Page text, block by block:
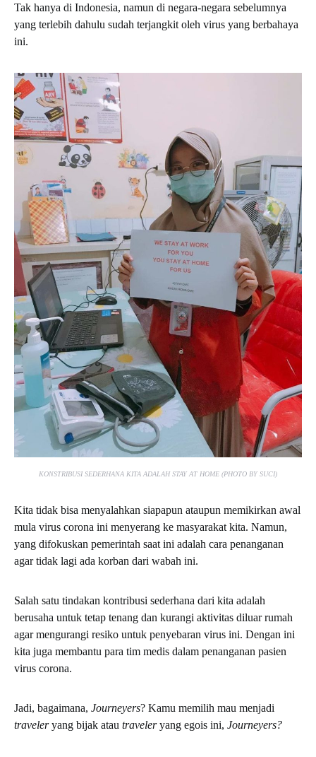
Tak hanya di Indonesia, namun di negara-negara sebelumnya
yang terlebih dahulu sudah terjangkit oleh virus yang berbahaya
ini.
KONSTRIBUSI SEDERHANA KITA ADALAH STAY AT HOME (PHOTO BY SUCI)
Kita tidak bisa menyalahkan siapapun ataupun memikirkan awal
mula virus corona ini menyerang ke masyarakat kita. Namun,
yang difokuskan pemerintah saat ini adalah cara penanganan
agar tidak lagi ada korban dari wabah ini.
Salah satu tindakan kontribusi sederhana dari kita adalah
berusaha untuk tetap tenang dan kurangi aktivitas diluar rumah
agar mengurangi resiko untuk penyebaran virus ini. Dengan ini
kita juga membantu para tim medis dalam penanganan pasien
virus corona.
Jadi, bagaimana, Journeyers? Kamu memilih mau menjadi
traveleryang bijak atau traveleryang egois ini, Journeyers?